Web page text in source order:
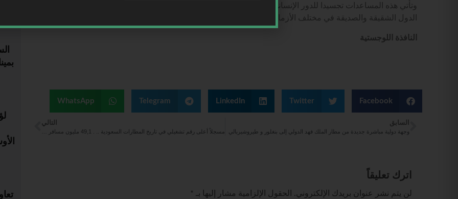
وتأتي هذه المساعدات تجسيدا للدور الإنساني الكبير الذي تقوم به المملكة ممثلة بمركز الملك سلمان للإغاثة تجاه
الدول الشقيقة والصديقة في مختلف الأزمات والمحن.
النافذة اللوجستية
Facebook
Twitter
LinkedIn
Telegram
WhatsApp
السابق
وجهة دولية مباشرة جديدة من مطار الملك فهد الدولي إلى بنغلور و طيروشيربالي
التالي
اترك تعليقاً
لن يتم نشر عنوان بريدك الإلكتروني. الحقول الإلزامية مشار إليها بـ *